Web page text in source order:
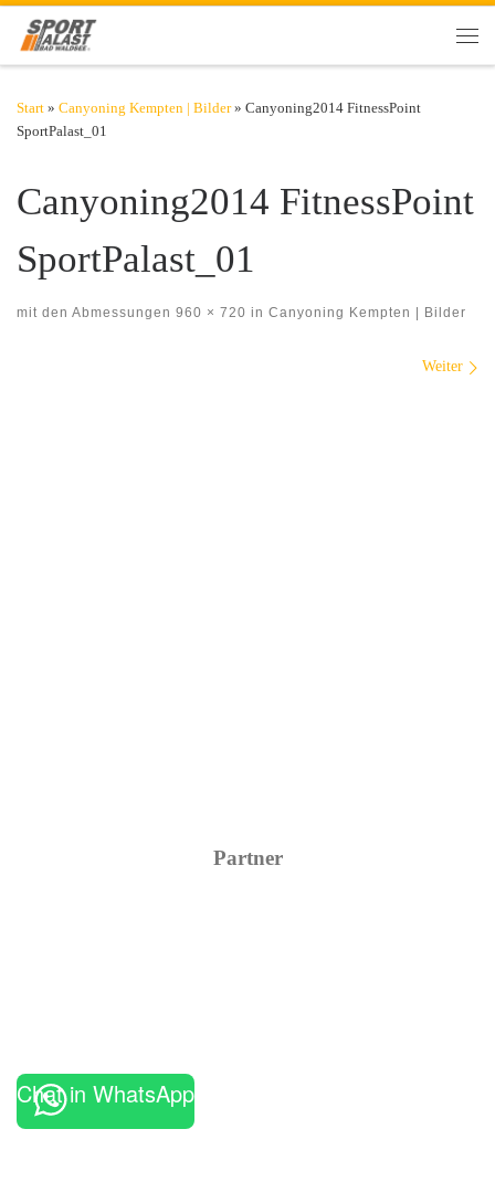
Zum Inhalt springen
Start » Canyoning Kempten | Bilder » Canyoning2014 FitnessPoint
SportPalast_01
Canyoning2014 FitnessPoint
SportPalast_01
mit den Abmessungen 960 × 720 in Canyoning Kempten | Bilder
Weiter
Partner
Chat in WhatsApp